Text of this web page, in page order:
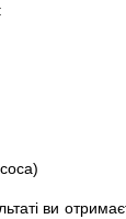
:
)
ви